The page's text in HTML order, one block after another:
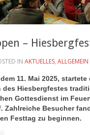
–
IN AKTUELLES, ALLGEMEIN
11. Mai 2025,
des Hiesbergfestes
Gottesdienst im
Zahlreiche Besucher
Festtag zu beginnen.